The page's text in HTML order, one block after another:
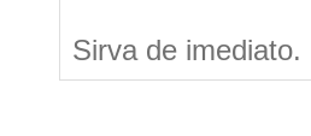
Sirva de imediato.